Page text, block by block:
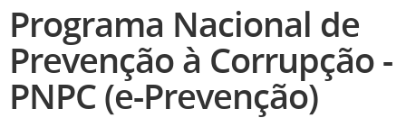
Programa Nacional de
Prevenção à Corrupção -
PNPC (e-Prevenção)